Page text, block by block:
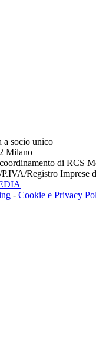
a socio unico
Milano
di RCS
Registro
- Cookie e Privacy